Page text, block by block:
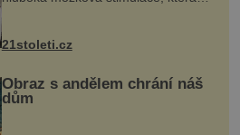
však vyžaduje vysoce invazivní
zákrok. Ultrazvuk zase není vhodný
k dostatečně přesnému zacílení ...
21stoleti.cz
Obraz s andělem chrání náš
dům